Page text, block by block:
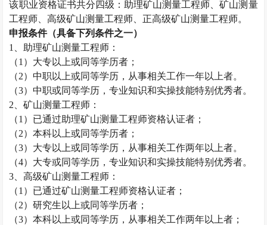
该职业资格证书共分四级：助理矿山测量工程师、矿山测量
工程师、高级矿山测量工程师、正高级矿山测量工程师。
申报条件（具备下列条件之一）
1
、助理矿山测量工程师：
（1 ）大专以上或同等学历者；
（2）中职以上或同等学历，从事相关工作一年以上者。
（3）中职或同等学历，专业知识和实操技能特别优秀者。
2 、矿山测量工程师：
（1 ）已通过助理矿山测量工程师资格认证者；
（2）本科以上或同等学历者；
（3）大专以上或同等学历，从事相关工作两年以上者。
（4）大专或同等学历，专业知识和实操技能特别优秀者。
3 、高级矿山测量工程师：
（1 ）已通过矿山测量工程师资格认证者；
（2）研究生以上或同等学历者；
（3）本科以上或同等学历，从事相关工作两年以上者；